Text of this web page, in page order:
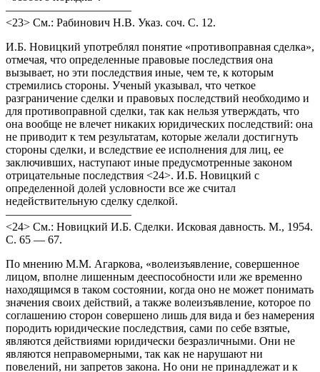
———————————
<23> См.: Рабинович Н.В. Указ. соч. С. 12.
И.Б. Новицкий употреблял понятие «противоправная сделка»,
отмечая, что определенные правовые последствия она
вызывает, но эти последствия иные, чем те, к которым
стремились стороны. Ученый указывал, что четкое
разграничение сделки и правовых последствий необходимо и
для противоправной сделки, так как нельзя утверждать, что
она вообще не влечет никаких юридических последствий: она
не приводит к тем результатам, которые желали достигнуть
стороны сделки, и вследствие ее исполнения для лиц, ее
заключивших, наступают иные предусмотренные законом
отрицательные последствия <24>. И.Б. Новицкий с
определенной долей условности все же считал
недействительную сделку сделкой.
———————————
<24> См.: Новицкий И.Б. Сделки. Исковая давность. М., 1954.
С. 65 — 67.
По мнению М.М. Агаркова, «волеизъявление, совершенное
лицом, вполне лишенным дееспособности или же временно
находящимся в таком состоянии, когда оно не может понимать
значения своих действий, а также волеизъявление, которое по
соглашению сторон совершено лишь для вида и без намерения
породить юридические последствия, сами по себе взятые,
являются действиями юридически безразличными. Они не
являются неправомерными, так как не нарушают ни
повелений, ни запретов закона. Но они не принадлежат и к